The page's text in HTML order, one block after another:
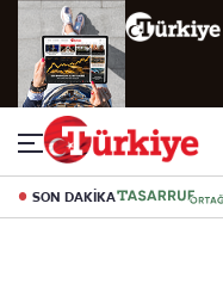
SON DAKİKA